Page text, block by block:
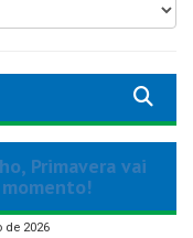
Primavera vai
de 2026